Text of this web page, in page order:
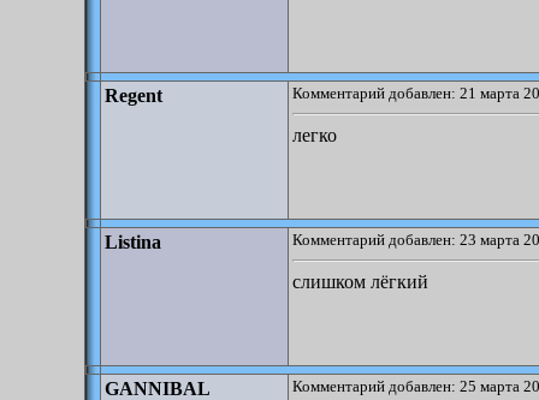
Regent Комментарий добавлен: 21 марта
легко
Listina Комментарий добавлен: 23 марта
слишком лёгкий
GANNIBAL Комментарий добавлен: 25 марта